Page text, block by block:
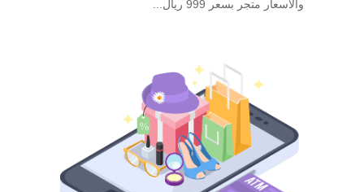
والاسعار متجر بسعر 999 ريال...